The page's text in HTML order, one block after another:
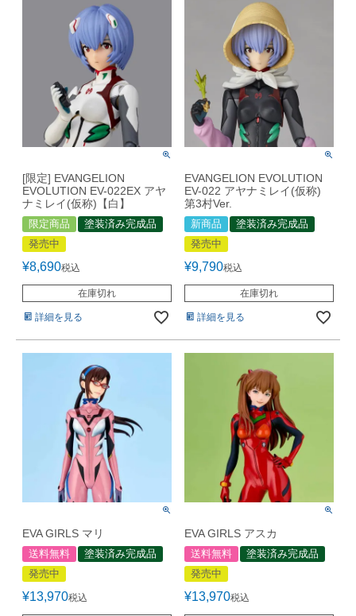
[限定] EVANGELION
EVOLUTION EV-022EX アヤ
ナミレイ(仮称)【白】
限定商品
塗装済み完成品
発売中
¥8,690税込
在庫切れ
詳細を見る
EVANGELION EVOLUTION
EV-022 アヤナミレイ(仮称)
第3村Ver.
新商品
塗装済み完成品
発売中
¥9,790税込
在庫切れ
詳細を見る
EVA GIRLS マリ
送料無料
塗装済み完成品
発売中
¥13,970税込
EVA GIRLS アスカ
送料無料
塗装済み完成品
発売中
¥13,970税込